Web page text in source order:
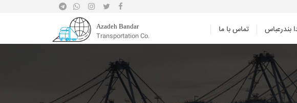
Azadeh Bandar
Transportation Co.
بندرعباس تماس با ما